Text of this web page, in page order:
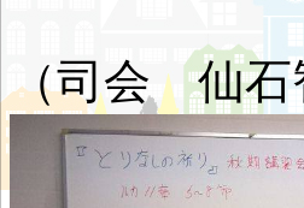
（司会 仙石